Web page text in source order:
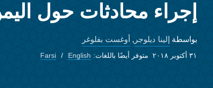
إجراء محادثات حول
بواسطة إلينا ديلوجر, أوغست بفلوغر
٣١ أكتوبر ٢٠١٨ متوفر أيضًا باللغات: English
Farsi